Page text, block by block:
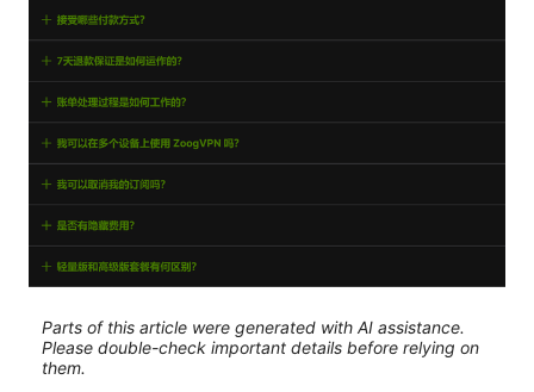
Parts of this article were generated with AI assistance.
Please double-check important details before relying on
them.